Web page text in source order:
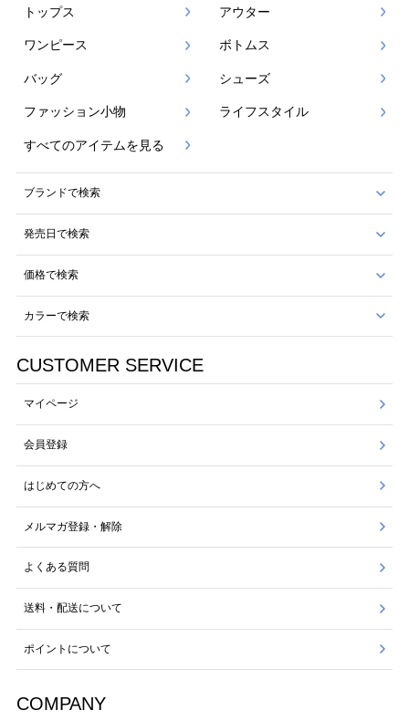
トップス アウター
ワンピース ボトムス
バッグ シューズ
ファッション小物 ライフスタイル
すべてのアイテムを見る
ブランドで検索
発売日で検索
価格で検索
カラーで検索
CUSTOMER SERVICE
マイページ
会員登録
はじめての方へ
メルマガ登録・解除
よくある質問
送料・配送について
ポイントについて
COMPANY